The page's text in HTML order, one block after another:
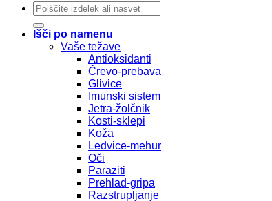
Išči:
Išči po namenu
Vaše težave
Antioksidanti
Črevo-prebava
Glivice
Imunski sistem
Jetra-žolčnik
Kosti-sklepi
Koža
Ledvice-mehur
Oči
Paraziti
Prehlad-gripa
Razstrupljanje